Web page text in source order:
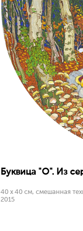
Буквица "О". Из
40 х 40 см, смешанная
2015